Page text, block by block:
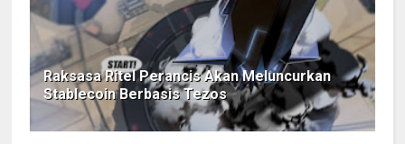
Raksasa Ritel Perancis Akan Meluncurkan
Stablecoin Berbasis Tezos